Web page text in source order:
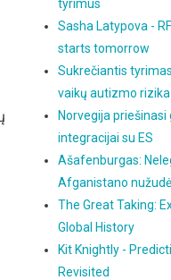
tyrimus
Sasha Latypova -
starts tomorrow
Sukrečiantis
vaikų autizmo
Norvegija
integracijai su ES
Ašafenburgas:
Afganistano
The Great Taking:
Global History
Kit Knightly -
Revisited